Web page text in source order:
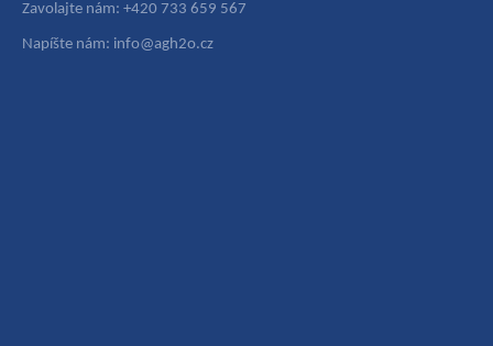
Zavolajte nám: +420 733 659 567
Napíšte nám: info@agh2o.cz